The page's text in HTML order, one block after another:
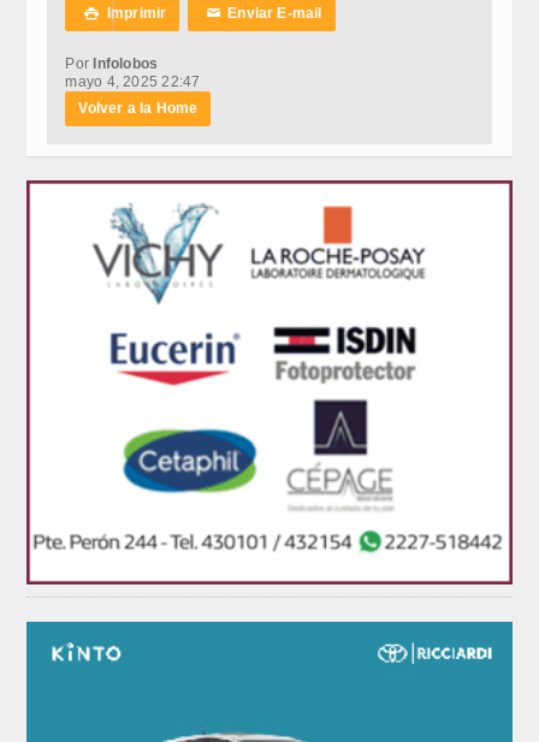
 Imprimir ✉Enviar E-mail
PorInfolobos
mayo 4, 2025 22:47
Volver a la Home